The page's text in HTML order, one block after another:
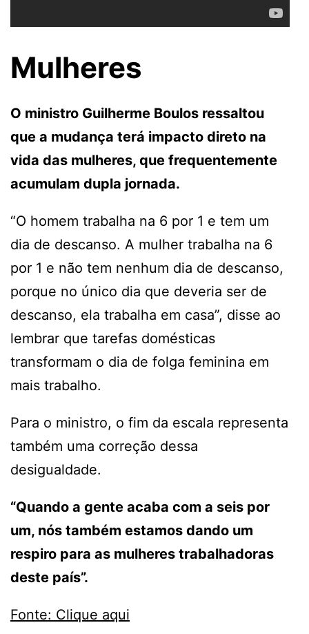
Mulheres
O ministro Guilherme Boulos ressaltou
que a mudança terá impacto direto na
vida das mulheres, que frequentemente
acumulam dupla jornada.
“O homem trabalha na 6 por 1 e tem um
dia de descanso. A mulher trabalha na 6
por 1 e não tem nenhum dia de descanso,
porque no único dia que deveria ser de
descanso, ela trabalha em casa”, disse ao
lembrar que tarefas domésticas
transformam o dia de folga feminina em
mais trabalho.
Para o ministro, o fim da escala representa
também uma correção dessa
desigualdade.
“Quando a gente acaba com a seis por
um, nós também estamos dando um
respiro para as mulheres trabalhadoras
deste país”.
Fonte: Clique aqui